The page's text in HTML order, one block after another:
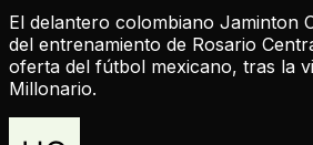
El delantero colombiano Jaminton
del entrenamiento de Rosario
oferta del fútbol mexicano, tras la
Millonario.